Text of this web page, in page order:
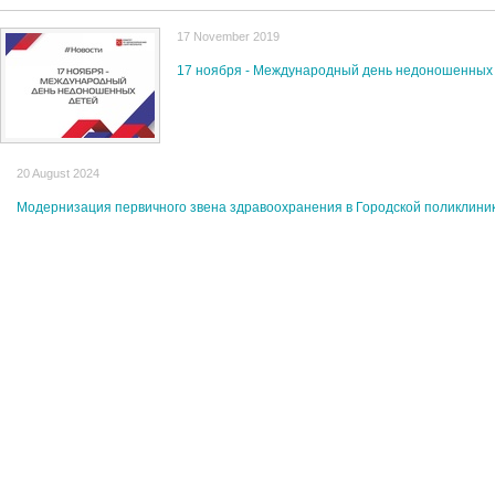
17 November 2019
17 ноября - Международный день недоношенных
20 August 2024
Модернизация первичного звена здравоохранения в Городской